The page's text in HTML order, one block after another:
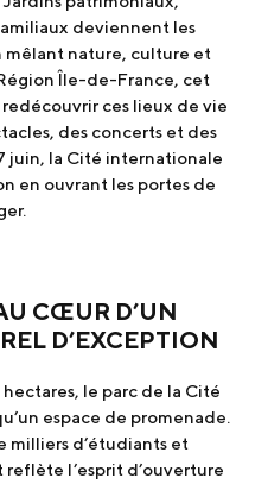
deviennent les
mêlant nature, culture et
Île-de-France, cet
ces lieux de vie
des concerts et des
juin, la Cité internationale
en ouvrant les portes de
CŒUR D’UN
D’EXCEPTION
le parc de la Cité
espace de promenade.
milliers d’étudiants et
l’esprit d’ouverture